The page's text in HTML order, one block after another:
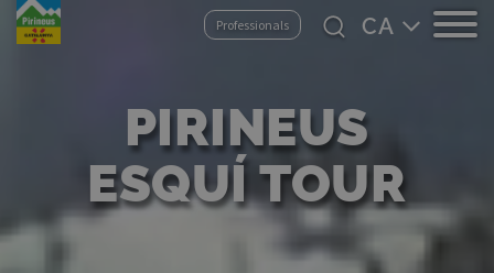
Vés
Professionals
Select
your
PIRINEUS
ESQUÍ TOUR